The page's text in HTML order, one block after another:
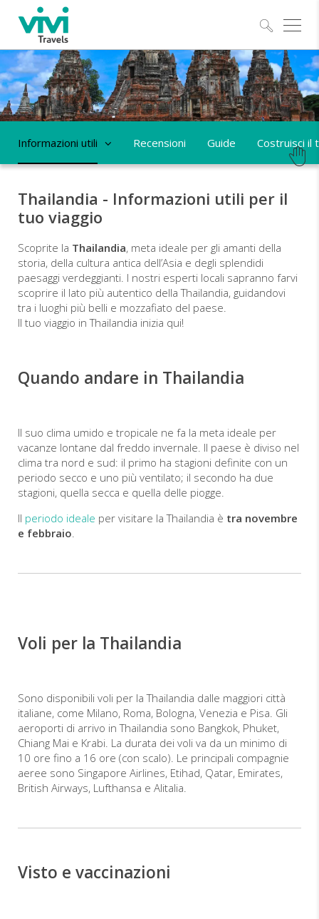
Informazioni utili Recensioni Guide Costruisci il
Thailandia - Informazioni utili per il
tuo viaggio
Scoprite la Thailandia, meta ideale per gli amanti della
storia, della cultura antica dell’Asia e degli splendidi
paesaggi verdeggianti. I nostri esperti locali sapranno farvi
scoprire il lato più autentico della Thailandia, guidandovi
tra i luoghi più belli e mozzafiato del paese.
Il tuo viaggio in Thailandia inizia qui!
Quando andare in Thailandia
Il suo clima umido e tropicale ne fa la meta ideale per
vacanze lontane dal freddo invernale. Il paese è diviso nel
clima tra nord e sud: il primo ha stagioni definite con un
periodo secco e uno più ventilato; il secondo ha due
stagioni, quella secca e quella delle piogge.
Il periodo ideale per visitare la Thailandia è tra novembre
e febbraio.
Voli per la Thailandia
Sono disponibili voli per la Thailandia dalle maggiori città
italiane, come Milano, Roma, Bologna, Venezia e Pisa. Gli
aeroporti di arrivo in Thailandia sono Bangkok, Phuket,
Chiang Mai e Krabi. La durata dei voli va da un minimo di
10 ore fino a 16 ore (con scalo). Le principali compagnie
aeree sono Singapore Airlines, Etihad, Qatar, Emirates,
British Airways, Lufthansa e Alitalia.
Visto e vaccinazioni